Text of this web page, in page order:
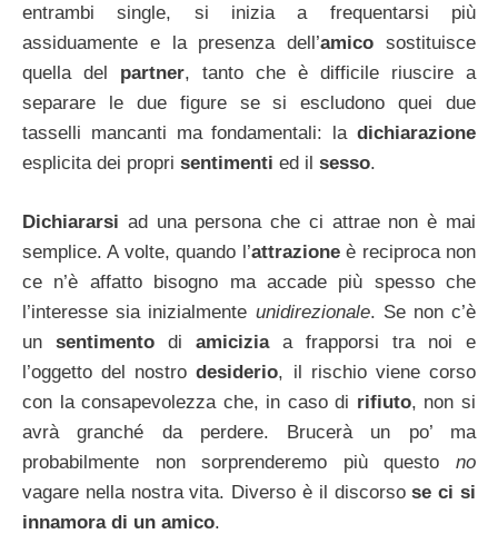
entrambi single, si inizia a frequentarsi più
assiduamente e la presenza dell’amico sostituisce
quella del partner, tanto che è difficile riuscire a
separare le due figure se si escludono quei due
tasselli mancanti ma fondamentali: la dichiarazione
esplicita dei propri sentimenti ed il sesso.
Dichiararsi ad una persona che ci attrae non è mai
semplice. A volte, quando l’attrazioneè reciproca non
ce n’è affatto bisogno ma accade più spesso che
l’interesse sia inizialmente unidirezionale. Se non c’è
un sentimento di amiciziaa frapporsi tra noi e
l’oggetto del nostrodesiderio, il rischio viene corso
con la consapevolezza che, in caso di rifiuto, non si
avrà granché da perdere. Brucerà un po’ ma
probabilmente non sorprenderemo più questo no
vagare nella nostra vita. Diverso è il discorsose ci si
innamora di un amico.